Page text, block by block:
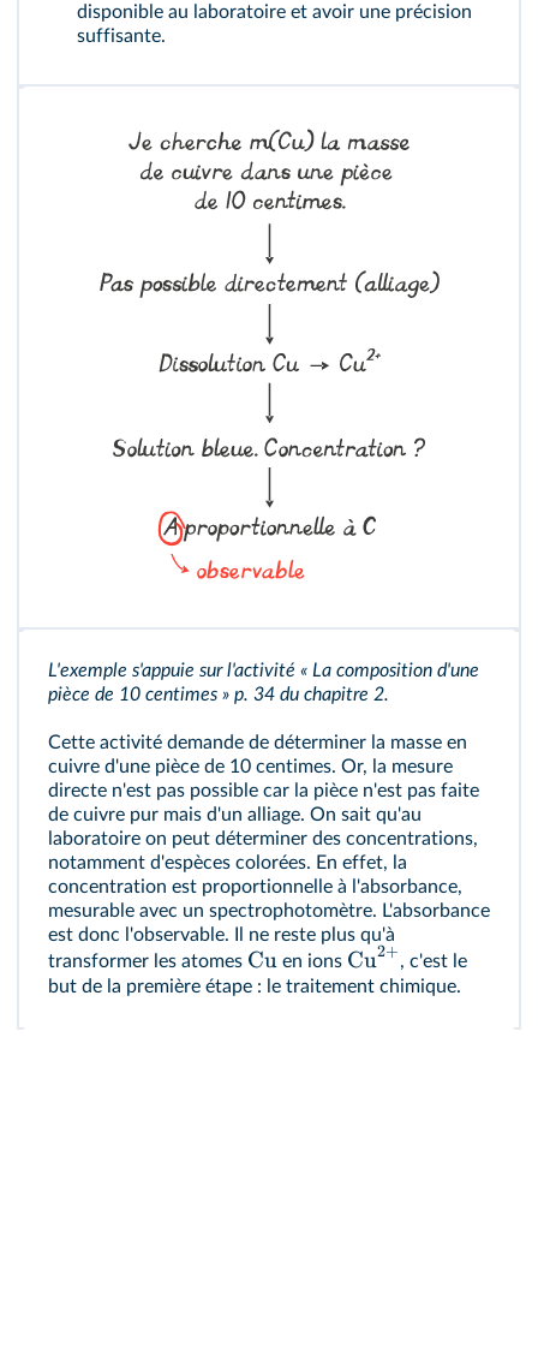
disponible au laboratoire et avoir une précision
suffisante.
L'exemple s'appuie surl'activité « La composition d'une
pièce de 10 centimes » p. 34 du chapitre 2.
Cette activité demande de déterminer la masse en
cuivre d'une pièce de 10 centimes. Or, la mesure
directe n'est pas possible car la pièce n'est pas faite
de cuivre pur mais d'un alliage. On sait qu'au
laboratoire on peut déterminer des concentrations,
notamment d'espèces colorées. En effet, la
concentration est proportionnelle à l'absorbance,
mesurable avec un spectrophotomètre. L'absorbance
est donc l'observable. Il ne reste plus qu'à
transformer les atomes Cu en ions Cu2+, c'est le
but de la première étape : le traitement chimique.